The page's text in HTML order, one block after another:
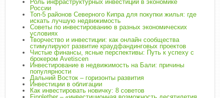
Роль инфраструктурных инвестиций в экономике
России
Топ-5 районов Северного Кипра для покупки жилья: где
искать лучшую недвижимость
Советы по инвестированию в разных экономических
условиях
Творчество и инвестиции: как онлайн сообщества
стимулируют развитие краудфандинговых проектов
Чистые финансы, ясные перспективы: Путь к успеху с
брокером Avetiscen
Инвестирование в недвижимость на Бали: причины
популярности
Дальний Восток – горизонты развития
Инвестиции в облигации
Как инвестировать новичку: 8 советов